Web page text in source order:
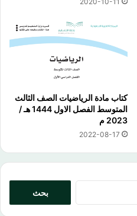
كتاب مادة الرياضيات الصف الثالث
المتوسط الفصل الاول 1444 هـ /
2023 م
2022-08-17